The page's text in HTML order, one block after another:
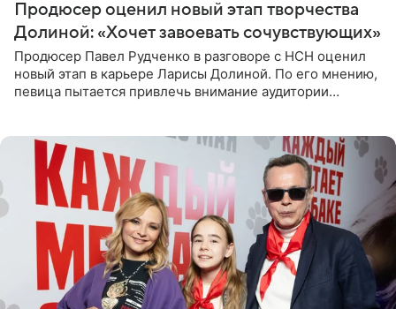
Продюсер оценил новый этап творчества
Долиной: «Хочет завоевать сочувствующих»
Продюсер Павел Рудченко в разговоре с НСН оценил
новый этап в карьере Ларисы Долиной. По его мнению,
певица пытается привлечь внимание аудитории